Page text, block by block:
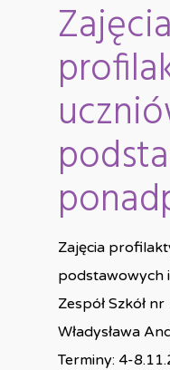
Zajęcia
Zajęcia
podstawowych
Zespół Szkół
Władysława
Terminy: 4-